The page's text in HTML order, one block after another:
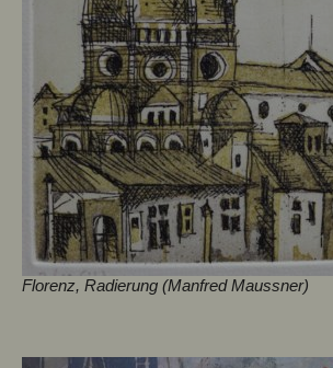
Florenz, Radierung (Manfred Maussner)